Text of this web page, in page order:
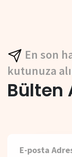
En son
kutunuza
Bülten